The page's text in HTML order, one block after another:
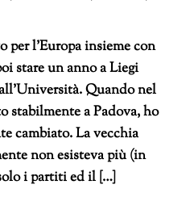
per l’Europa insieme con
stare un anno a Liegi
Quando nel
stabilmente a Padova, ho
cambiato. La vecchia
non esisteva più (in
i partiti ed il […]